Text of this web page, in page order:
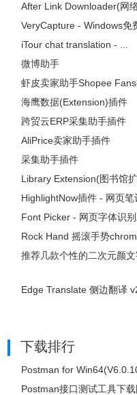
After Link Downloader(网络
VeryCapture - Windows免
iTour chat translation - ...
微博助手
虾皮卖家助手Shopee
海鹰数据(Extension)插件
跨贸云ERP采集助手插件
AliPrice卖家助手插件
采集助手插件
Library Extension(图书馆
HighlightNow插件 - 网页笔
Font Picker - 网页字体识别
Rock Hand 摇滚手势
推荐几款个性的二次元颜
Edge Translate 侧边翻译
下载排行
Postman for
Postman接口测试工具下